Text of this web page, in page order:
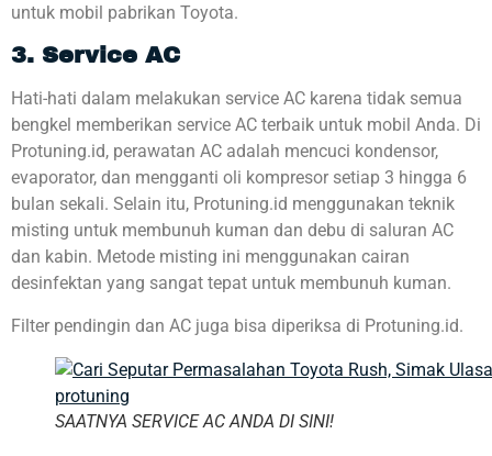
untuk mobil pabrikan Toyota.
3. Service AC
Hati-hati dalam melakukan service AC karena tidak semua
bengkel memberikan service AC terbaik untuk mobil Anda. Di
Protuning.id, perawatan AC adalah mencuci kondensor,
evaporator, dan mengganti oli kompresor setiap 3 hingga 6
bulan sekali. Selain itu, Protuning.id menggunakan teknik
misting untuk membunuh kuman dan debu di saluran AC
dan kabin. Metode misting ini menggunakan cairan
desinfektan yang sangat tepat untuk membunuh kuman.
Filter pendingin dan AC juga bisa diperiksa di Protuning.id.
SAATNYA SERVICE AC ANDA DI SINI!